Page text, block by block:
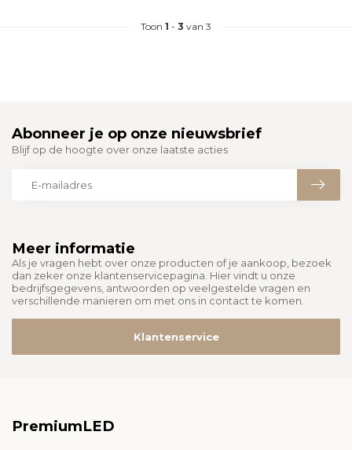
Toon 1 - 3 van 3
Meer informatie
Als je vragen hebt over onze producten of je aankoop, bezoek
dan zeker onze klantenservicepagina. Hier vindt u onze
bedrijfsgegevens, antwoorden op veelgestelde vragen en
verschillende manieren om met ons in contact te komen.
Klantenservice
Abonneer je op onze nieuwsbrief
Blijf op de hoogte over onze laatste acties
PremiumLED